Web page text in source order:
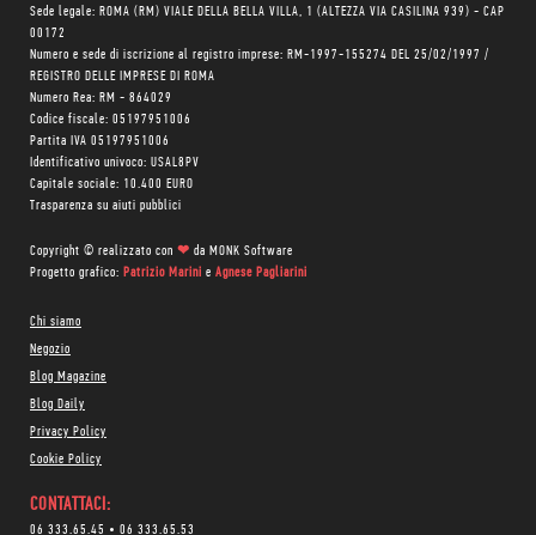
Sede legale: ROMA (RM) VIALE DELLA BELLA VILLA, 1 (ALTEZZA VIA CASILINA 939) - CAP
00172
Numero e sede di iscrizione al registro imprese: RM-1997-155274 DEL 25/02/1997 /
REGISTRO DELLE IMPRESE DI ROMA
Numero Rea: RM - 864029
Codice fiscale: 05197951006
Partita IVA 05197951006
Identificativo univoco: USAL8PV
Capitale sociale: 10.400 EURO
Trasparenza su aiuti pubblici
Copyright © realizzato con ❤ da MONK Software
Progetto grafico: Patrizio Marini e Agnese Pagliarini
Chi siamo
Negozio
Blog Magazine
Blog Daily
Privacy Policy
Cookie Policy
CONTATTACI:
06 333.65.45 • 06 333.65.53